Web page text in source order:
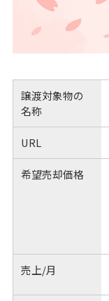
譲渡対象物の
名称
URL
希望売却価格
売上/月